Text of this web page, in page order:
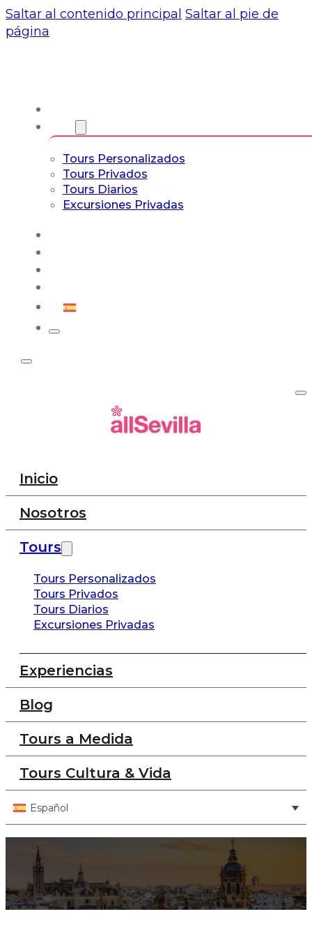
Saltar al contenido principal Saltar al pie de
página
Tours Personalizados
Tours Privados
Tours Diarios
Excursiones Privadas
Inicio
Nosotros
Tours
Tours Personalizados
Tours Privados
Tours Diarios
Excursiones Privadas
Experiencias
Blog
Tours a Medida
Tours Cultura & Vida
Español